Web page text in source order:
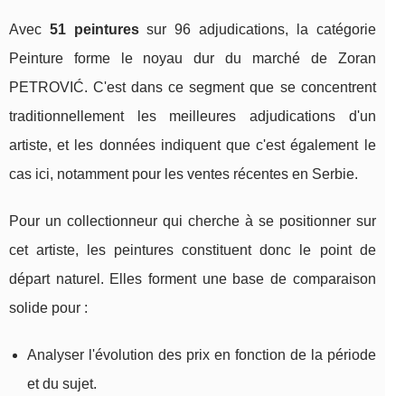
Avec 51 peinturessur 96 adjudications, la catégorie
Peinture forme le noyau dur du marché de Zoran
PETROVIĆ. C'est dans ce segment que se concentrent
traditionnellement les meilleures adjudications d'un
artiste, et les données indiquent que c'est également le
cas ici, notamment pour les ventes récentes en Serbie.
Pour un collectionneur qui cherche à se positionner sur
cet artiste, les peintures constituent donc le point de
départ naturel. Elles forment une base de comparaison
solide pour :
Analyser l'évolution des prix en fonction de la période
et du sujet.